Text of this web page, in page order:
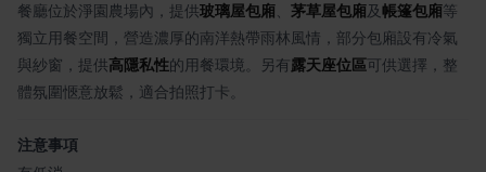
餐廳位於淨園農場內，提供玻璃屋包廂 茅草屋包廂及帳篷包廂等
獨立用餐空間，營造濃厚的南洋熱帶雨林風情，部分包廂設有冷氣
與紗窗，提供高隱私性的用餐環境。另有 露天座位區可供選擇，整
體氛圍愜意放鬆，適合拍照打卡。
注意事項